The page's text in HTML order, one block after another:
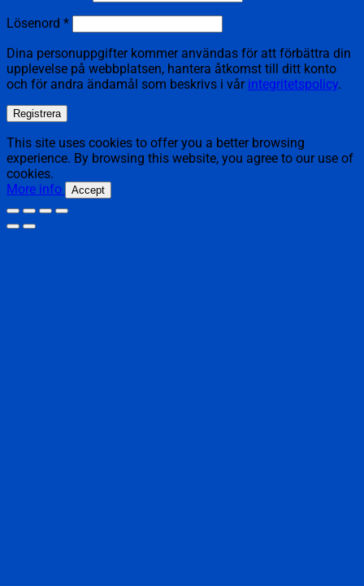
Lösenord *Obligatoriskt
Dina personuppgifter kommer användas för att förbättra din
upplevelse på webbplatsen, hantera åtkomst till ditt konto
och för andra ändamål som beskrivs i vår integritetspolicy.
Registrera
This site uses cookies to offer you a better browsing
experience. By browsing this website, you agree to our use of
cookies.
More info
Accept